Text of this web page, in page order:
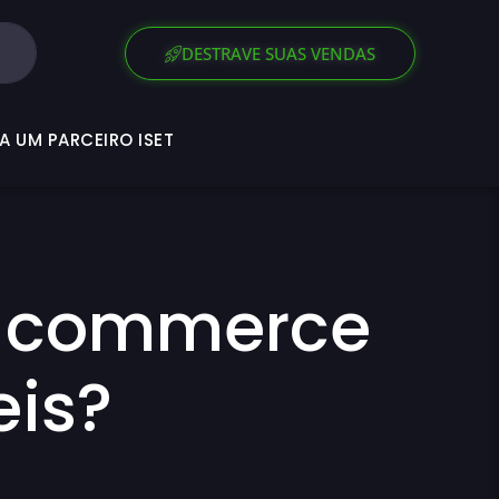
DESTRAVE SUAS VENDAS
UM PARCEIRO ISET
UM PARCEIRO ISET